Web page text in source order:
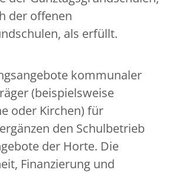
der offenen
als erfüllt.
kommunaler
(beispielsweise
oder Kirchen) für
den Schulbetrieb
der Horte. Die
Finanzierung und